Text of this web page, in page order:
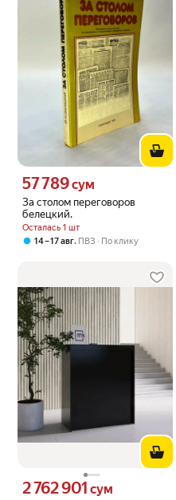
За столом переговоров
белецкий.
Осталась 1 шт
Цена 57789 сум вместо
57 789сум
14 – 17 авг, ПВЗ По клику
Цена 2762901 сум вместо
2 762 901 сум